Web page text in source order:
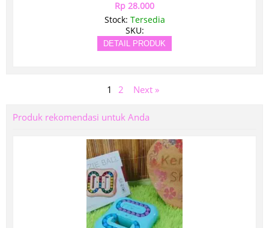
Rp 28.000
Stock: Tersedia
SKU:
DETAIL PRODUK
1 2 Next »
Produk rekomendasi untuk Anda